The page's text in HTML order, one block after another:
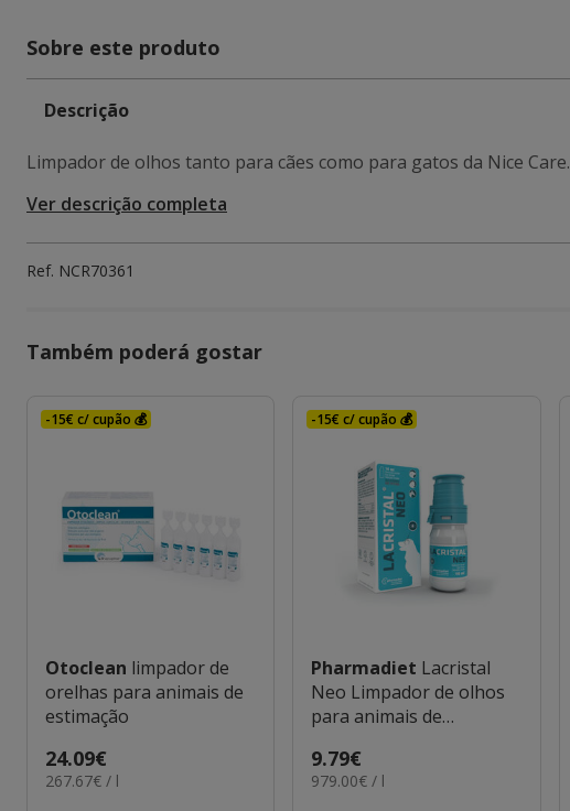
Sobre este produto
Descrição
Limpador de olhos tanto para cães como para gatos da Nice Care.
Ver descrição completa
Ref. NCR70361
Também poderá gostar
-15€ c/ cupão 💰
Otoclean limpador de
orelhas para animais de
estimação
Preço
24.09€
24.09€
267.67€
267.67€ / l
-15€ c/ cupão 💰
Pharmadiet Lacristal
Neo Limpador de olhos
para animais de
Preço
9.79€
9.79€
979.00€
979.00€ / l